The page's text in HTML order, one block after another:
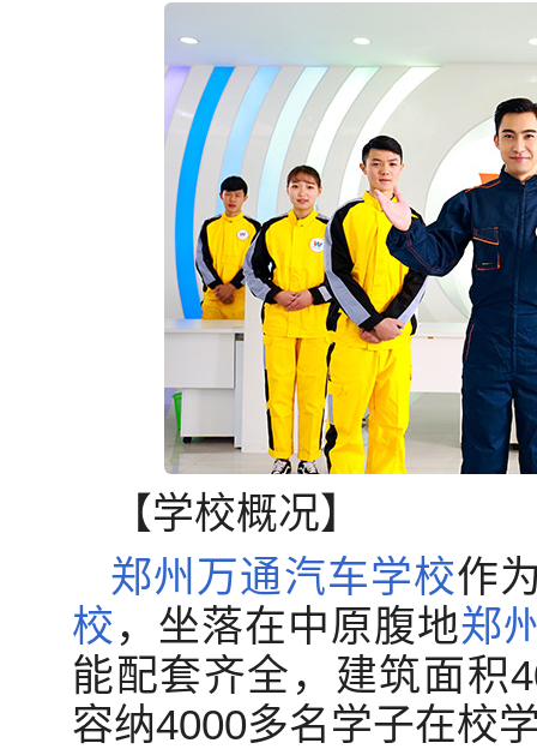
【学校概况】
郑州 万通汽车学校作
校 ，坐落在中原腹地郑
能配套齐全，建筑面积
容纳4000多名学子在校